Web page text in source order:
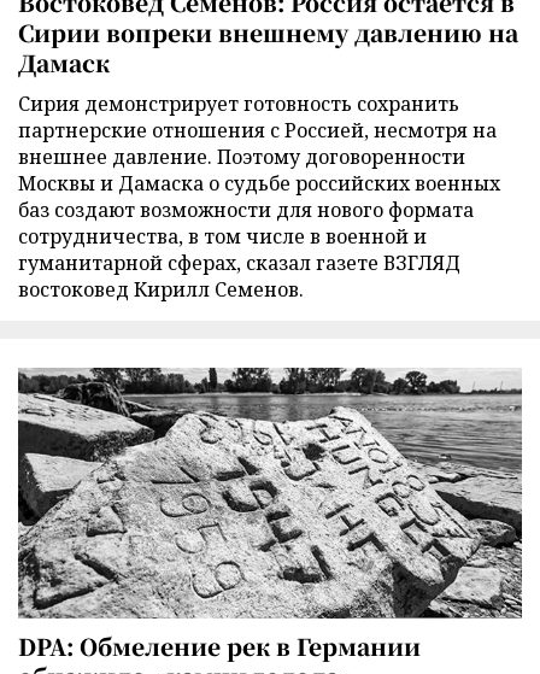
Сирии вопреки внешнему давлению на
Дамаск
Сирия демонстрирует готовность сохранить
партнерские отношения с Россией, несмотря на
внешнее давление. Поэтому договоренности
Москвы и Дамаска о судьбе российских военных
баз создают возможности для нового формата
сотрудничества, в том числе в военной и
гуманитарной сферах, сказал газете ВЗГЛЯД
востоковед Кирилл Семенов.
DPA: Обмеление рек в Германии